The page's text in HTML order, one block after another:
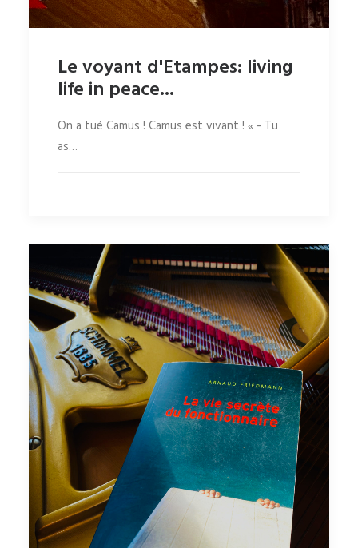
Le voyant d'Etampes: living
life in peace...
On a tué Camus ! Camus est vivant ! « - Tu
as…